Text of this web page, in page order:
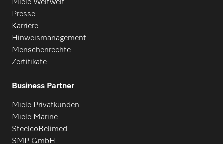
Miele Weltweit
Presse
Karriere
Hinweismanagement
Menschenrechte
Zertifikate
Business Partner
Miele Privatkunden
Miele Marine
SteelcoBelimed
SMP GmbH